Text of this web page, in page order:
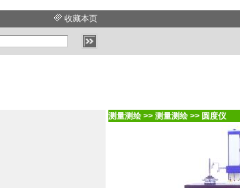
收藏本页
测量测绘 >> 测量测绘 >> 圆度仪